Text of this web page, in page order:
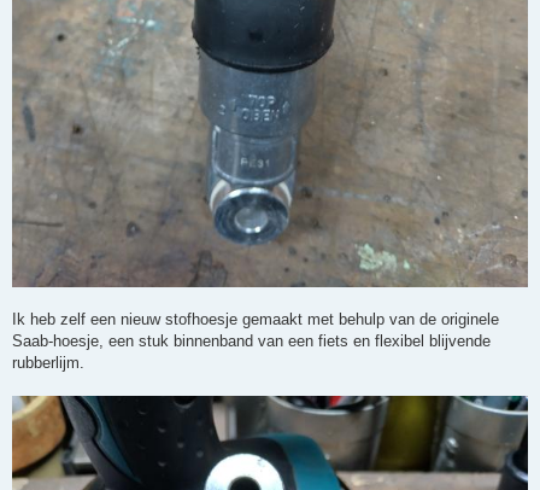
Ik heb zelf een nieuw stofhoesje gemaakt met behulp van de originele
Saab-hoesje, een stuk binnenband van een fiets en flexibel blijvende
rubberlijm.